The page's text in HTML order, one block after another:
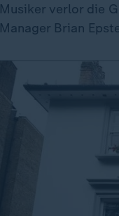
Musiker verlor die
Manager Brian